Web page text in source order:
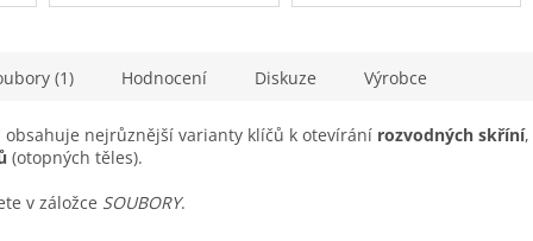
(1) Hodnocení Diskuze Výrobce
obsahuje nejrůznější varianty klíčů k otevírání rozvodných skříní,
(otopných těles).
v záložce SOUBORY.